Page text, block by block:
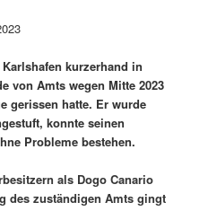
kurzerhand in
von Amts wegen Mitte 2023
gerissen hatte. Er wurde
konnte seinen
Probleme bestehen.
als Dogo Canario
des zuständigen Amts gingt